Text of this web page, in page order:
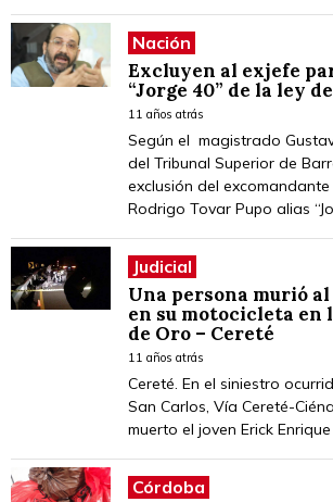
Nación
Excluyen al exjefe
“Jorge 40” de la ley
11 años atrás
Según el magistrado
del Tribunal Superior de
exclusión del
Rodrigo Tovar Pupo alias
Judicial
Una persona murió
en su motocicleta en
de Oro – Cereté
11 años atrás
Cereté. En el siniestro
San Carlos, Vía Cereté-
muerto el joven Erick
Córdoba